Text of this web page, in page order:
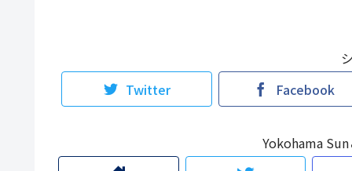
Twitter
Facebook
Yokohama